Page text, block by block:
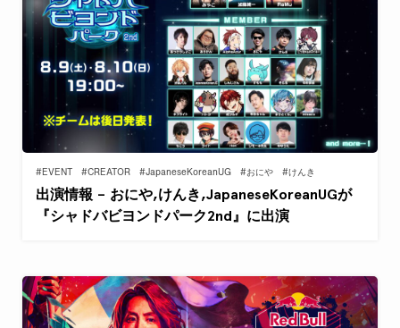
#EVENT #CREATOR #JapaneseKoreanUG #おにや #けんき
出演情報 – おにや,けんき,JapaneseKoreanUGが
『シャドバビヨンドパーク2nd』に出演